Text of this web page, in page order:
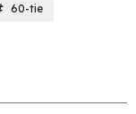
60-tie